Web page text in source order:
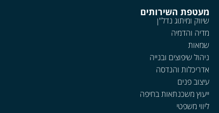
מעטפת השירותים
שיווק ומיתוג נדל"ן
מדיה והדמיה
שמאות
ניהול שיפוצים ובנייה
אדריכלות והנדסה
עיצוב פנים
ייעוץ משכנתאות בחיפה
ליווי משפטי